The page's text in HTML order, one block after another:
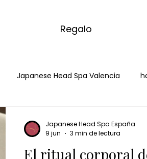
Regalo
Japanese Head Spa Valencia
El ritual corporal
Japanese Head Spa España
9 jun
3 min de lectura